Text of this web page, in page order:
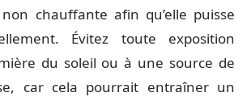
chauffante afin qu’elle puisse
Évitez toute exposition
du soleil ou à une source de
car cela pourrait entraîner un